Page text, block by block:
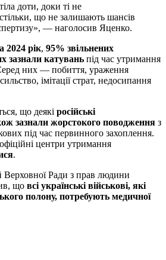
доти, доки ті не
що не залишають шансів
— наголосив Яценко.
2024 рік, 95% звільнених
зазнали катувань під час утримання
них — побиття, ураження
імітації страт, недосипання
що деякі російські
зазнали жорстокого поводження з
під час первинного захоплення.
центри утримання
.
Ради з прав людини
що всі українські військові, які
полону, потребують медичної